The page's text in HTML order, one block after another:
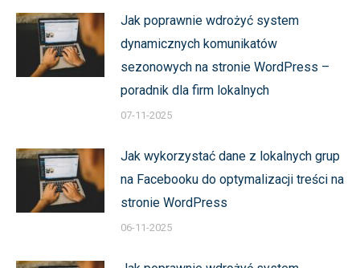
Jak poprawnie wdrożyć system
dynamicznych komunikatów
sezonowych na stronie WordPress –
poradnik dla firm lokalnych
07-11-2025
Jak wykorzystać dane z lokalnych grup
na Facebooku do optymalizacji treści na
stronie WordPress
06-11-2025